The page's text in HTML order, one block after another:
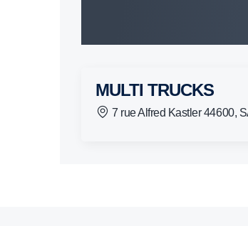
MULTI TRUCKS
7 rue Alfred Kastler 44600,